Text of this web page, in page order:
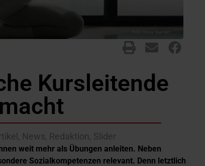
Kursleitende
, News, Redaktion, Slider
weit mehr als Übungen anleiten. Neben
Sozialkompetenzen relevant. Denn letztlich